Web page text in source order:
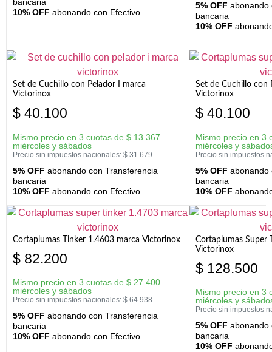
10% OFF abonando con Efectivo
5% OFF abonando
bancaria
10% OFF
Set de Cuchillo con Pelador I marca
Victorinox
$ 40.100
Mismo precio en 3 cuotas de $ 13.367
miércoles y sábados
Precio sin impuestos nacionales: $ 31.679
5% OFF abonando con Transferencia
bancaria
10% OFF abonando con Efectivo
Set de Cuchillo con
Victorinox
$ 40.100
Mismo precio en 3
miércoles y
Precio sin impuestos
5% OFF abonando
bancaria
10% OFF
Cortaplumas Tinker 1.4603 marca Victorinox
$ 82.200
Mismo precio en 3 cuotas de $ 27.400
miércoles y sábados
Precio sin impuestos nacionales: $ 64.938
5% OFF abonando con Transferencia
bancaria
10% OFF abonando con Efectivo
Cortaplumas Super
Victorinox
$ 128.500
Mismo precio en 3
miércoles y
Precio sin impuestos
5% OFF abonando
bancaria
10% OFF